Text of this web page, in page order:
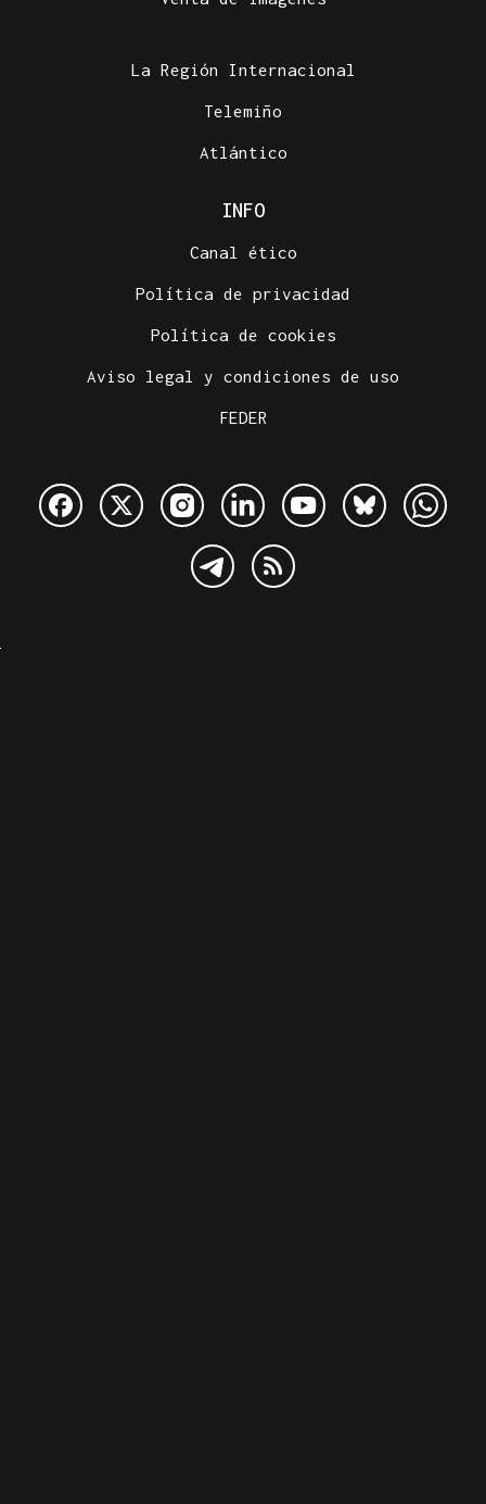
La Región Internacional
Telemiño
Atlántico
INFO
Canal ético
Política de privacidad
Política de cookies
Aviso legal y condiciones de uso
FEDER